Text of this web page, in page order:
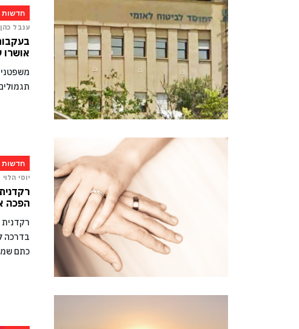
חדשות
ענבל
אושרו
חדשות
יוסי הלוי
הפכה
בדרכה
כתם